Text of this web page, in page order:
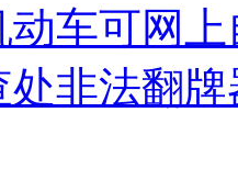
车可网
处非法翻